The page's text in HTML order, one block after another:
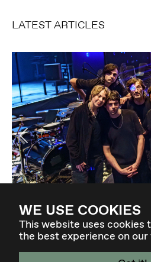
WE USE COOKIES
This website uses cookies
the best experience on
LATEST ARTICLES
Elevate Concert: EXIT VOID
14-04-2026
Previous